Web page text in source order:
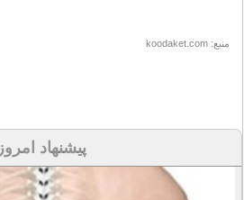
منبع: koodaket.com
پیشنهاد امروز